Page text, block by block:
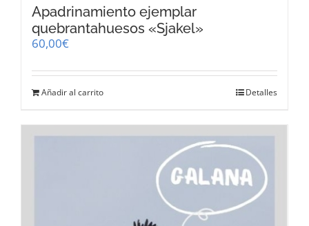
Apadrinamiento ejemplar
quebrantahuesos «Sjakel»
60,00€
Añadir al carrito Detalles